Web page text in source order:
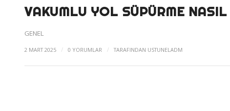
VAKUMLU YOL SÜPÜRME
GENEL
2 MART 2025 / 0 YORUMLAR / TARAFINDAN USTUNELADM